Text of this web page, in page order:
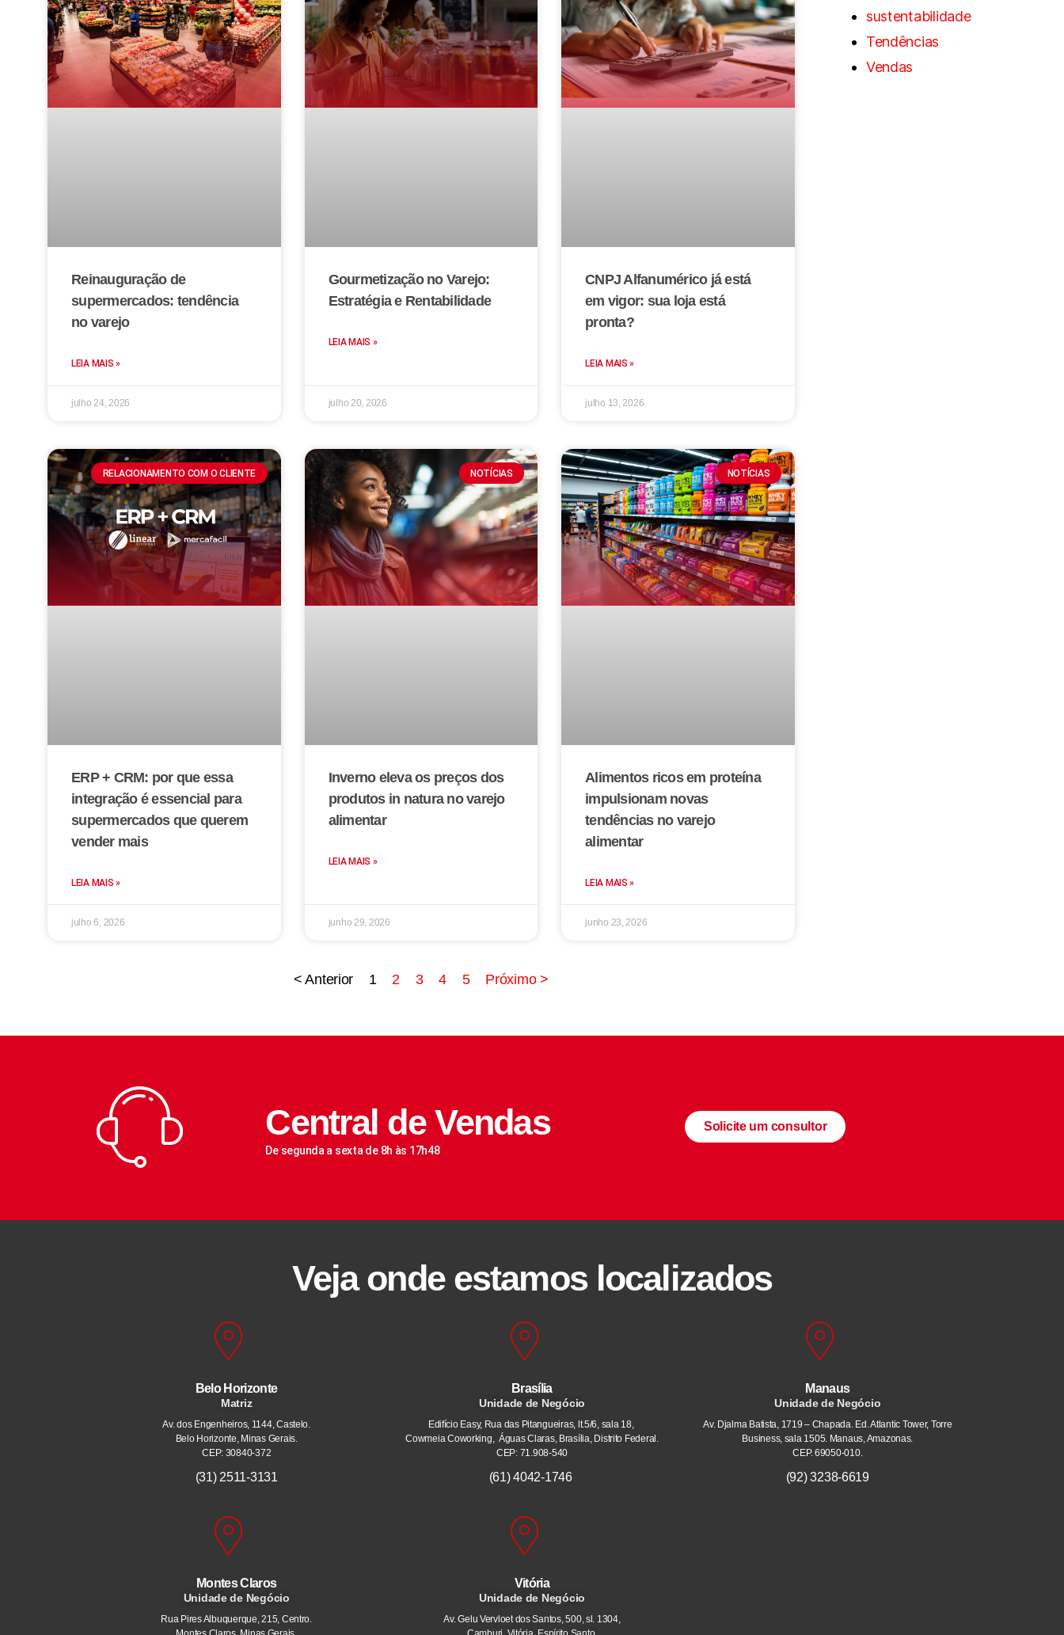
Reinauguração de
supermercados: tendência
no varejo
LEIA MAIS »
julho 24, 2026
Gourmetização no Varejo:
Estratégia e Rentabilidade
LEIA MAIS »
julho 20, 2026
CNPJ Alfanumérico já está
em vigor: sua loja está
pronta?
LEIA MAIS »
julho 13, 2026
RELACIONAMENTO COM O CLIENTE
ERP + CRM: por que essa
integração é essencial para
supermercados que querem
vender mais
LEIA MAIS »
julho 6, 2026
NOTÍCIAS
Inverno eleva os preços dos
produtos in natura no varejo
alimentar
LEIA MAIS »
junho 29, 2026
NOTÍCIAS
Alimentos ricos em proteína
impulsionam novas
tendências no varejo
alimentar
LEIA MAIS »
junho 23, 2026
< Anterior 1 2 3 4 5 Próximo >
sustentabilidade
Tendências
Vendas
Central de Vendas
De segunda a sexta de 8h às 17h48
Solicite um consultor
Veja onde estamos localizados
Belo Horizonte
Matriz
Av. dos Engenheiros, 1144, Castelo.
Belo Horizonte, Minas Gerais.
CEP: 30840-372
(31) 2511-3131
Montes Claros
Unidade de Negócio
Rua Pires Albuquerque, 215, Centro.
Brasília
Unidade de Negócio
Edifício Easy, Rua das Pitangueiras, lt.5/6, sala 18,
Cowmeia Coworking, Águas Claras, Brasília, Distrito Federal.
CEP: 71.908-540
(61) 4042-1746
Vitória
Unidade de Negócio
Av. Gelu Vervloet dos Santos, 500, sl. 1304,
Manaus
Unidade de Negócio
Av. Djalma Batista, 1719 – Chapada. Ed. Atlantic Tower, Torre
Business, sala 1505. Manaus, Amazonas.
CEP. 69050-010.
(92) 3238-6619